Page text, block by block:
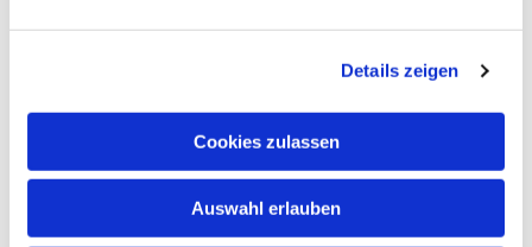
Details zeigen
Cookies zulassen
Auswahl erlauben